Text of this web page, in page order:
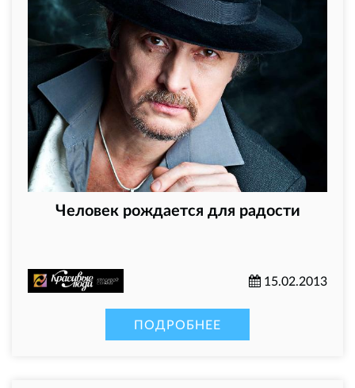
Человек рождается для радости
15.02.2013
ПОДРОБНЕЕ